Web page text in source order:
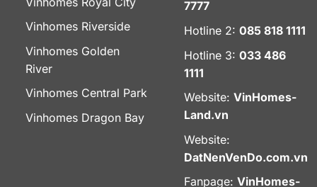
Vinhomes Riverside
Vinhomes Golden
River
Vinhomes Central Park
Vinhomes Dragon Bay
7777
Hotline 2: 085 818 1111
Hotline 3: 033 486
1111
Website: VinHomes-
Land.vn
Website:
DatNenVenDo.com.vn
Fanpage: VinHomes-